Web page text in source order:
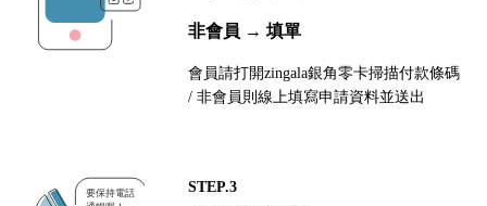
非會員 → 填單
會員請打開zingala銀角零卡掃描付款條碼
/ 非會員則線上填寫申請資料並送出
STEP.3